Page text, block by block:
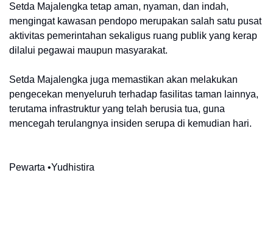
Setda Majalengka tetap aman, nyaman, dan indah,
mengingat kawasan pendopo merupakan salah satu pusat
aktivitas pemerintahan sekaligus ruang publik yang kerap
dilalui pegawai maupun masyarakat.
Setda Majalengka juga memastikan akan melakukan
pengecekan menyeluruh terhadap fasilitas taman lainnya,
terutama infrastruktur yang telah berusia tua, guna
mencegah terulangnya insiden serupa di kemudian hari.
Pewarta •Yudhistira